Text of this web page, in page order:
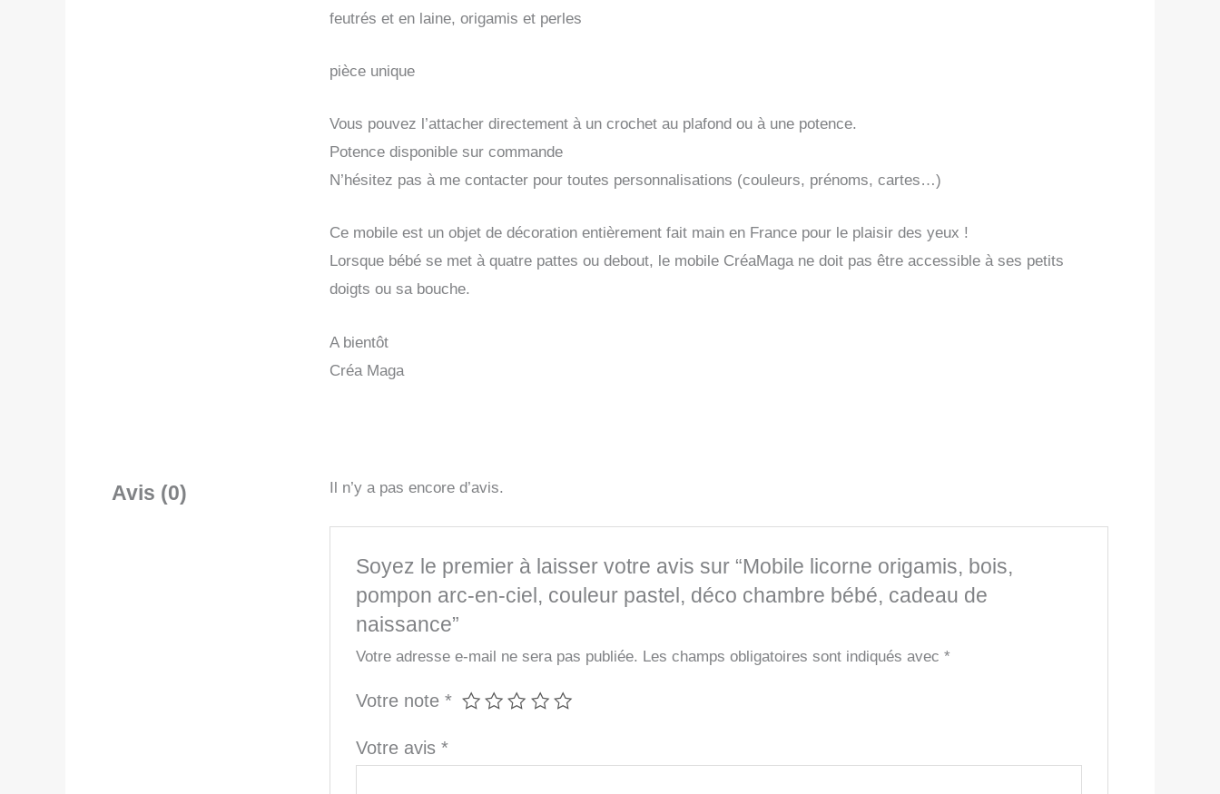
feutrés et en laine, origamis et perles
pièce unique
Vous pouvez l’attacher directement à un crochet au plafond ou à une potence.
Potence disponible sur commande
N’hésitez pas à me contacter pour toutes personnalisations (couleurs, prénoms, cartes…)
Ce mobile est un objet de décoration entièrement fait main en France pour le plaisir des yeux !
Lorsque bébé se met à quatre pattes ou debout, le mobile CréaMaga ne doit pas être accessible à ses petits
doigts ou sa bouche.
A bientôt
Créa Maga
Avis (0) Il n’y a pas encore d’avis.
Soyez le premier à laisser votre avis sur “Mobile licorne origamis, bois,
pompon arc-en-ciel, couleur pastel, déco chambre bébé, cadeau de
naissance”
Votre adresse e-mail ne sera pas publiée. Les champs obligatoires sont indiqués avec*
Votre note*
Votre avis*